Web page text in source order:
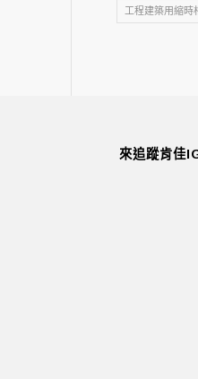
工程建築用縮時
來追蹤肯佳